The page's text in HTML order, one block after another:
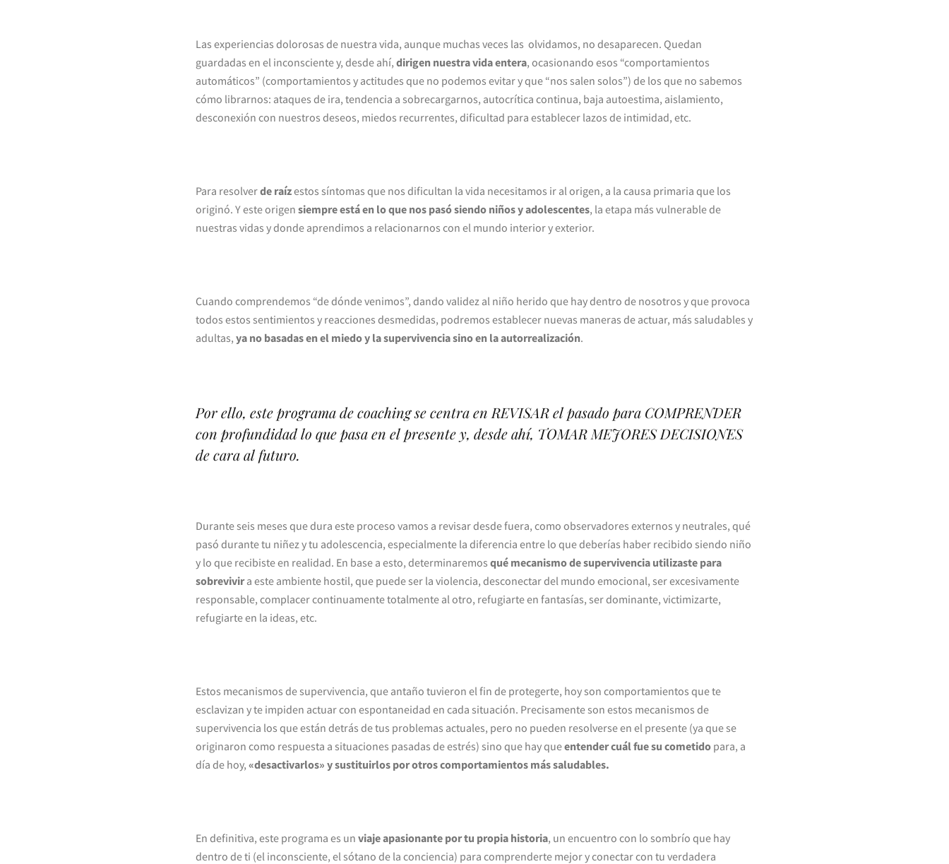
Las experiencias dolorosas de nuestra vida, aunque muchas veces las olvidamos, no desaparecen. Quedan
guardadas en el inconsciente y, desde ahí, dirigen nuestra vida entera, ocasionando esos “comportamientos
automáticos” (comportamientos y actitudes que no podemos evitar y que “nos salen solos”) de los que no sabemos
cómo librarnos: ataques de ira, tendencia a sobrecargarnos, autocrítica continua, baja autoestima, aislamiento,
desconexión con nuestros deseos, miedos recurrentes, dificultad para establecer lazos de intimidad, etc.
Para resolverde raízestos síntomas que nos dificultan la vida necesitamos ir al origen, a la causa primaria que los
originó. Y este origen siempre está en lo que nos pasó siendo niños y adolescentes, la etapa más vulnerable de
nuestras vidas y donde aprendimos a relacionarnos con el mundo interior y exterior.
Cuando comprendemos “de dónde venimos”, dando validez al niño herido que hay dentro de nosotros y que provoca
todos estos sentimientos y reacciones desmedidas, podremos establecer nuevas maneras de actuar, más saludables y
adultas, ya no basadas en el miedo y la supervivencia sino en la autorrealización.
Por ello, este programa de coaching se centra en REVISAR el pasado para COMPRENDER
con profundidad lo que pasa en el presente y, desde ahí, TOMAR MEJORES DECISIONES
de cara al futuro.
Durante seis meses que dura este proceso vamos a revisar desde fuera, como observadores externos y neutrales, qué
pasó durante tu niñez y tu adolescencia, especialmente la diferencia entre lo que deberías haber recibido siendo niño
y lo que recibiste en realidad. En base a esto, determinaremos qué mecanismo de supervivencia utilizaste para
sobrevivira este ambiente hostil, que puede ser la violencia, desconectar del mundo emocional, ser excesivamente
responsable, complacer continuamente totalmente al otro, refugiarte en fantasías, ser dominante, victimizarte,
refugiarte en la ideas, etc.
Estos mecanismos de supervivencia, que antaño tuvieron el fin de protegerte, hoy son comportamientos que te
esclavizan y te impiden actuar con espontaneidad en cada situación. Precisamente son estos mecanismos de
supervivencia los que están detrás de tus problemas actuales, pero no pueden resolverse en el presente (ya que se
originaron como respuesta a situaciones pasadas de estrés) sino que hay queentender cuál fue su cometido para, a
día de hoy, «desactivarlos» y sustituirlos por otros comportamientos más saludables.
En definitiva, este programa es un viaje apasionante por tu propia historia, un encuentro con lo sombrío que hay
dentro de ti (el inconsciente, el sótano de la conciencia) para comprenderte mejor y conectar con tu verdadera